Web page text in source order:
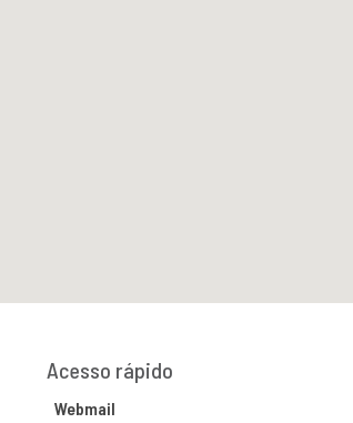
Acesso rápido
Webmail